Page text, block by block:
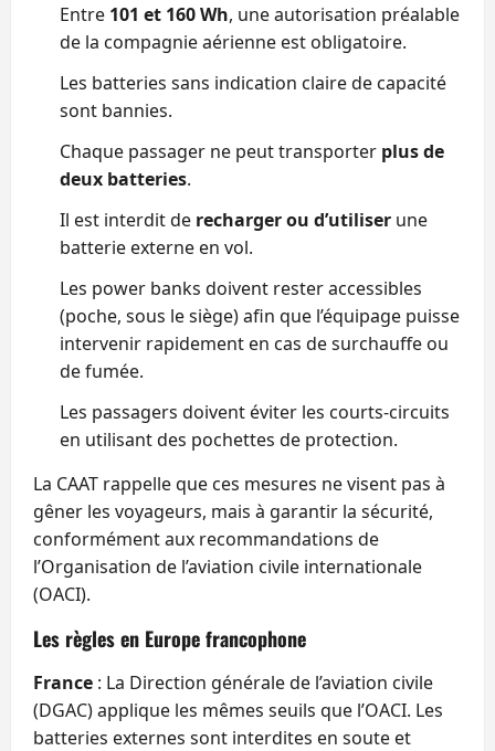
Entre 101 et 160 Wh, une autorisation préalable
de la compagnie aérienne est obligatoire.
Les batteries sans indication claire de capacité
sont bannies.
Chaque passager ne peut transporter plus de
deux batteries.
Il est interdit de recharger ou d’utiliser une
batterie externe en vol.
Les power banks doivent rester accessibles
(poche, sous le siège) afin que l’équipage puisse
intervenir rapidement en cas de surchauffe ou
de fumée.
Les passagers doivent éviter les courts-circuits
en utilisant des pochettes de protection.
La CAAT rappelle que ces mesures ne visent pas à
gêner les voyageurs, mais à garantir la sécurité,
conformément aux recommandations de
l’Organisation de l’aviation civile internationale
(OACI).
Les règles en Europe francophone
France : La Direction générale de l’aviation civile
(DGAC) applique les mêmes seuils que l’OACI. Les
batteries externes sont interdites en soute et